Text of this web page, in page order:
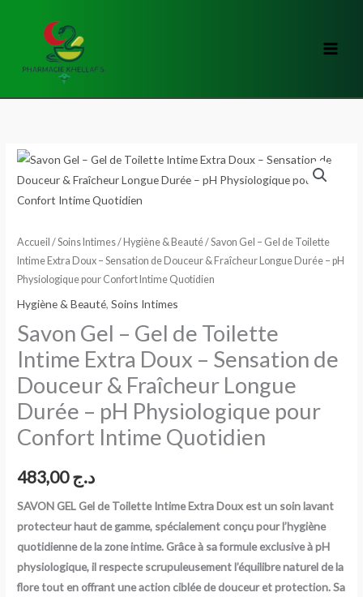
Accueil /Soins Intimes/Hygiène & Beauté/ Savon Gel – Gel de Toilette
Intime Extra Doux – Sensation de Douceur & Fraîcheur Longue Durée – pH
Physiologique pour Confort Intime Quotidien
Hygiène & Beauté,Soins Intimes
Savon Gel – Gel de Toilette
Intime Extra Doux – Sensation de
Douceur & Fraîcheur Longue
Durée – pH Physiologique pour
Confort Intime Quotidien
د.ج483,00
SAVON GEL Gel de Toilette Intime Extra Doux est un soin lavant
protecteur haut de gamme, spécialement conçu pour l’hygiène
quotidienne de la zone intime. Grâce à sa formule exclusive à pH
physiologique, il respecte scrupuleusement l’équilibre naturel de la
flore tout en offrant une action ciblée de douceur et protection. Sa
quantité
de
Savon
–
Gel
de
Toilette
Extra
Doux
–
Sensation
de
Douceur
Fraîcheur
Longue
Durée
–
pH
Physiologique